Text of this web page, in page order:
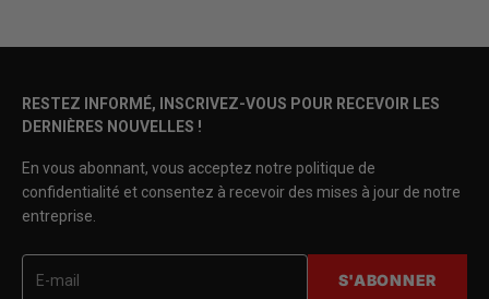
RESTEZ INFORMÉ, INSCRIVEZ-VOUS POUR RECEVOIR LES
DERNIÈRES NOUVELLES !
En vous abonnant, vous acceptez notre politique de
confidentialité et consentez à recevoir des mises à jour de notre
entreprise.
S'ABONNER